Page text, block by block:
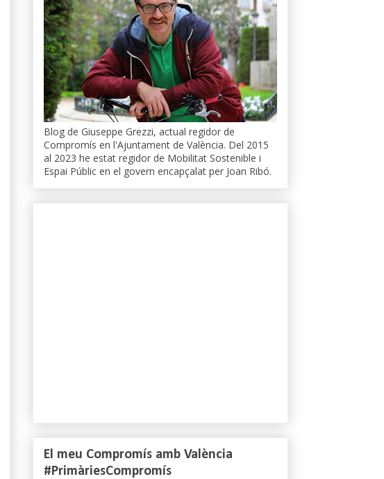
Blog de Giuseppe Grezzi, actual regidor de
Compromís en l'Ajuntament de València. Del 2015
al 2023 he estat regidor de Mobilitat Sostenible i
Espai Públic en el govern encapçalat per Joan Ribó.
El meu Compromís amb València
#PrimàriesCompromís